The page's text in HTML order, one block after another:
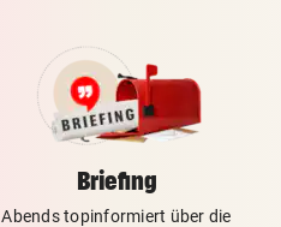
Briefing
Abends topinformiert über die